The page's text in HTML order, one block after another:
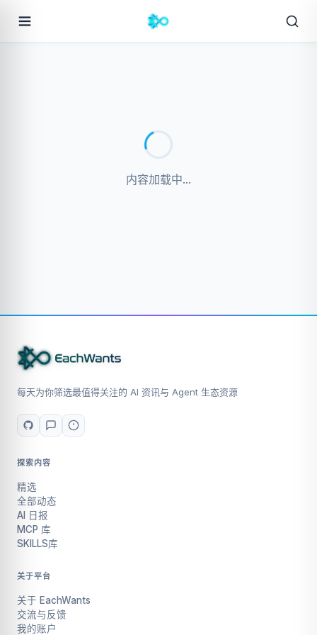
内容加载中...
每天为你筛选最值得关注的 AI 资讯与 Agent 生态资源
探索内容
精选
全部动态
AI 日报
MCP 库
SKILLS库
关于平台
关于 EachWants
交流与反馈
我的账户